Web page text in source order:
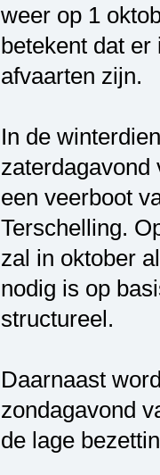
weer op 1
betekent dat
afvaarten zijn.
In de
zaterdagavond
een veerboot
Terschelling.
zal in oktober
nodig is op
structureel.
Daarnaast
zondagavond
de lage